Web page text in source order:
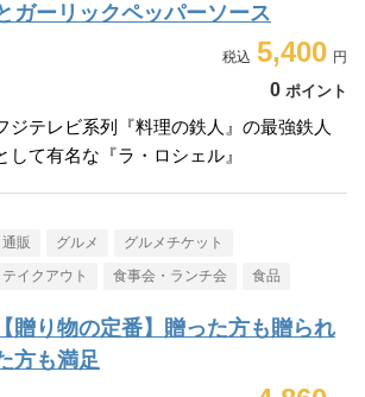
ガーリックペッパーソース
5,400
0 ポイント
ジテレビ系列『料理の鉄人』の最強鉄人
して有名な『ラ・ロシェル』
通販 グルメ グルメチケット
テイクアウト 食事会・ランチ会 食品
【贈り物の定番】贈った方も贈られ
方も満足